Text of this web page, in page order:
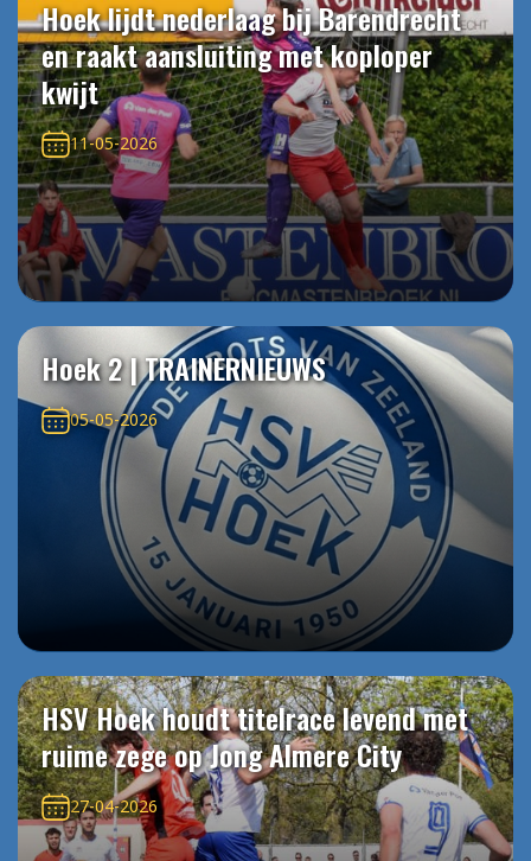
Hoek lijdt nederlaag bij Barendrecht
en raakt aansluiting met koploper
kwijt
11-05-2026
Hoek 2 | TRAINERNIEUWS
05-05-2026
HSV Hoek houdt titelrace levend met
ruime zege op Jong Almere City
27-04-2026